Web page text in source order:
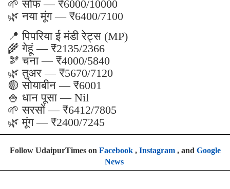
🌱 सौंफ — ₹6000/10000
🌿 नया मूंग — ₹6400/7100
📍 पिपरिया ई मंडी रेट्स (MP)
🌾 गेहूं — ₹2135/2366
🫘 चना — ₹4000/5840
🌿 तुअर — ₹5670/7120
🟡 सोयाबीन — ₹6001
🍚 धान पूसा — Nil
🌱 सरसों — ₹6412/7805
🌿 मूंग — ₹2400/7245
Follow UdaipurTimes on Facebook, Instagram, and Google
News